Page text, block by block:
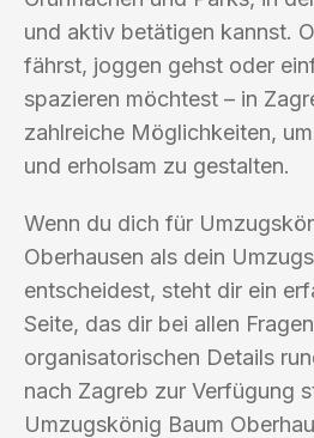
und aktiv betätigen kannst.
fährst, joggen gehst oder
spazieren möchtest – in
zahlreiche Möglichkeiten,
und erholsam zu gestalten.
Wenn du dich für
Oberhausen als dein
entscheidest, steht dir ein
Seite, das dir bei allen
organisatorischen Details
nach Zagreb zur Verfügung
Umzugskönig Baum